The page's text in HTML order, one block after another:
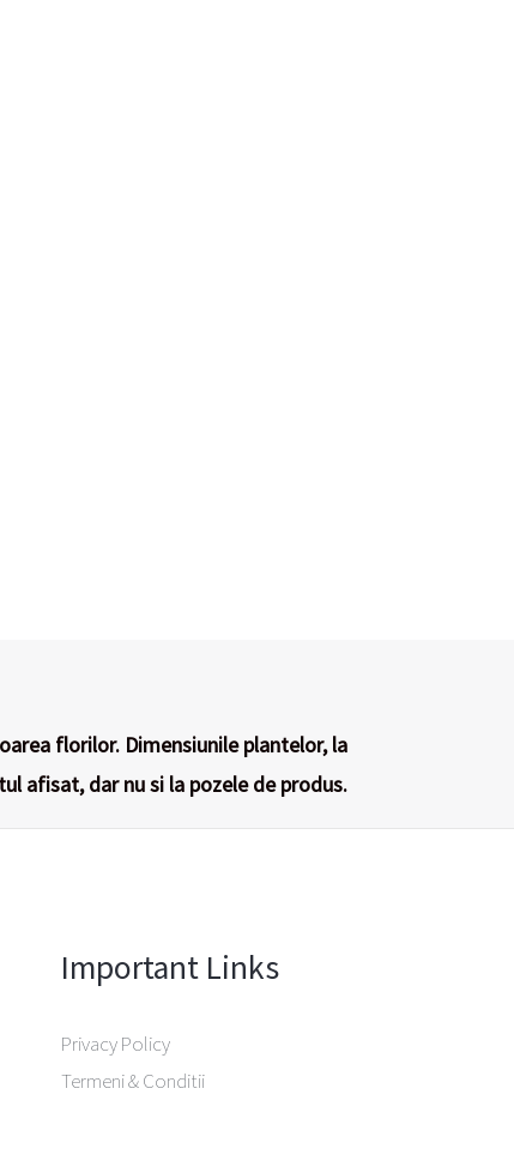
florilor. Dimensiunile plantelor, la
afisat, dar nu si la pozele de produs.
Important Links
Privacy Policy
Termeni & Conditii